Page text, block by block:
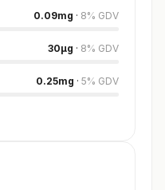
0.09mg · 8% GDV
30µg · 8% GDV
0.25mg · 5% GDV